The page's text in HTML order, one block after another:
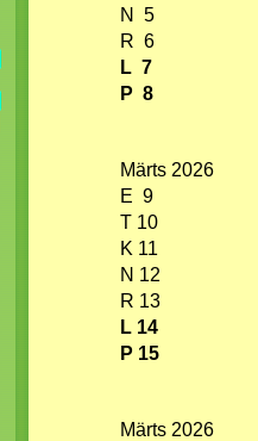
N 5
R 6
L 7
P 8
Märts 2026
E 9
T 10
K 11
N 12
R 13
L 14
P 15
Märts 2026